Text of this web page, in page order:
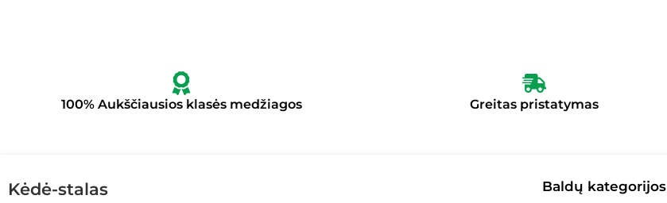
100% Aukščiausios klasės medžiagos Greitas pristatymas
Kėdė-stalas Baldų kategorijos